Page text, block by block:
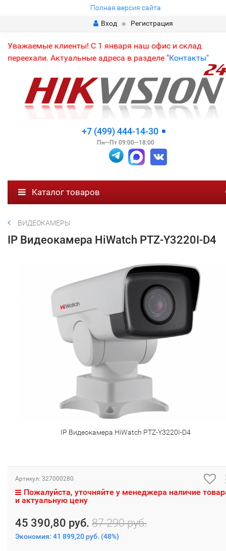
Полная версия сайта
Вход
Регистрация
Уважаемые клиенты! С 1 января наш офис и склад
переехали. Актуальные адреса в разделе "Контакты"
+7 (499) 444-14-30
Пн—Пт 09:00—18:00
Каталог товаров
ВИДЕОКАМЕРЫ
IP Видеокамера HiWatch PTZ-Y3220I-D4
IP Видеокамера HiWatch PTZ-Y3220I-D4
Артикул: 327000280
Пожалуйста, уточняйте у менеджера наличие
и актуальную цену
45 390,80 руб. 87 290 руб.
Экономия: 41 899,20 руб. (48%)